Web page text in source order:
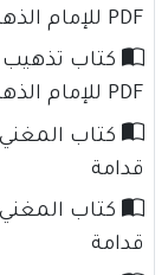
PDF للإمام الذهبي
PDF للإمام الذهبي
قدامة
قدامة